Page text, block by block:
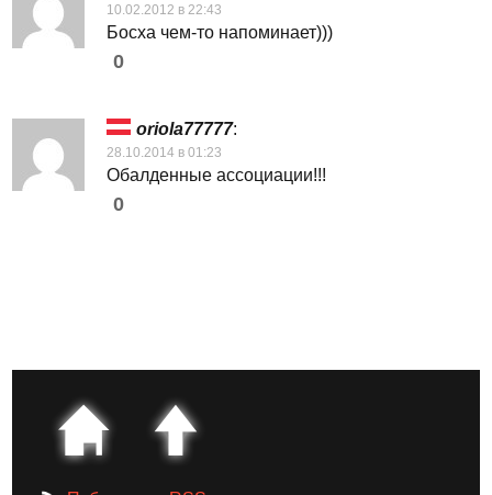
10.02.2012 в 22:43
Босха чем-то напоминает)))
0
oriola77777:
28.10.2014 в 01:23
Обалденные ассоциации!!!
0